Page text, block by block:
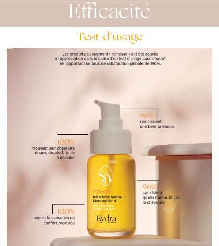
Efficacité
Test d'usage